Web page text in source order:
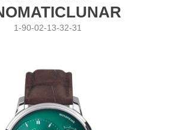
1-90-02-13-32-31